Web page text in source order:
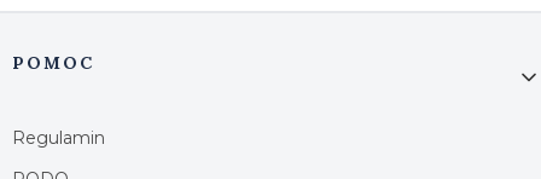
Linki w stopce
POMOC
Regulamin